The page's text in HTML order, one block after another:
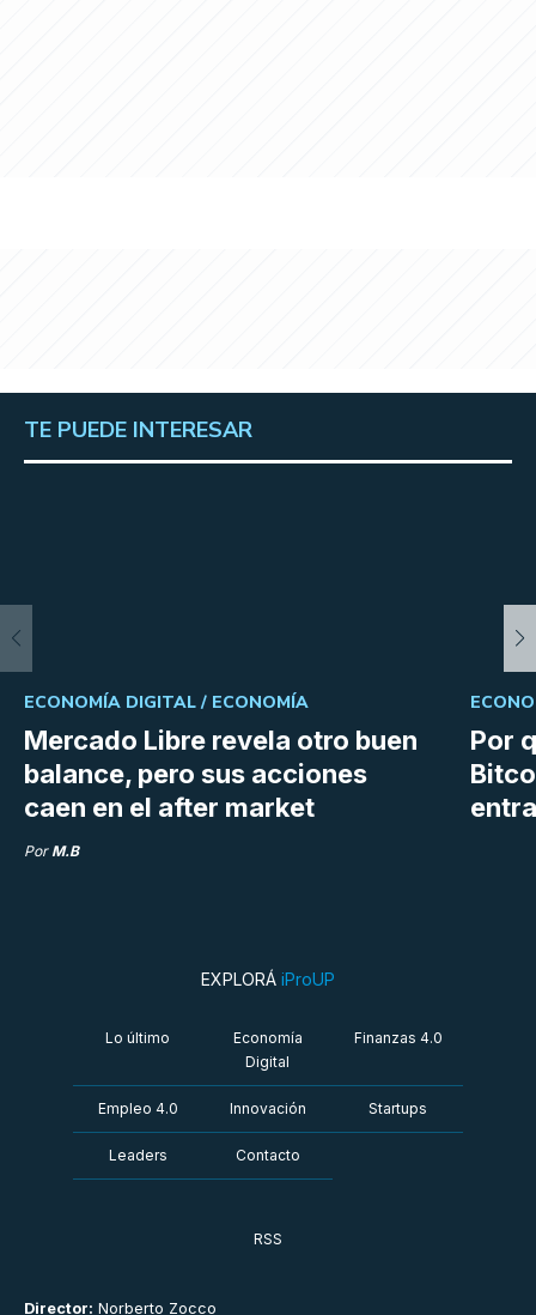
TE PUEDE INTERESAR
Mercado Libre revela otro buen
balance, pero sus acciones
caen en el after market
ECONOMÍA DIGITAL / ECONOMÍA
Por M.B
Por
Director: Norberto Zocco
EXPLORÁ iProUP
Lo último
Economía
Digital
Finanzas 4.0
Empleo 4.0 Innovación Startups
Leaders Contacto
RSS